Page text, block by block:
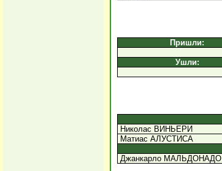
Пришли:
Ушли:
Николас ВИНЬЕРИ
Матиас АЛУСТИСА
Джанкарло МАЛЬДОНАДО